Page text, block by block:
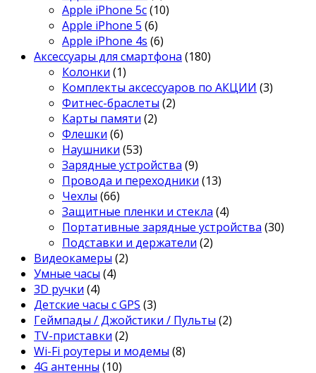
Apple iPhone 5c(10)
Apple iPhone 5 (6)
Apple iPhone 4s (6)
Аксессуары для смартфона (180)
Колонки (1)
Комплекты аксессуаров по АКЦИИ (3)
Фитнес-браслеты (2)
Карты памяти (2)
Флешки (6)
Наушники (53)
Зарядные устройства (9)
Провода и переходники (13)
Чехлы (66)
Защитные пленки и стекла (4)
Портативные зарядные устройства (30)
Подставки и держатели (2)
Видеокамеры (2)
Умные часы (4)
3D ручки (4)
Детские часы с GPS (3)
Геймпады / Джойстики / Пульты (2)
TV-приставки (2)
Wi-Fi роутеры и модемы (8)
4G антенны (10)